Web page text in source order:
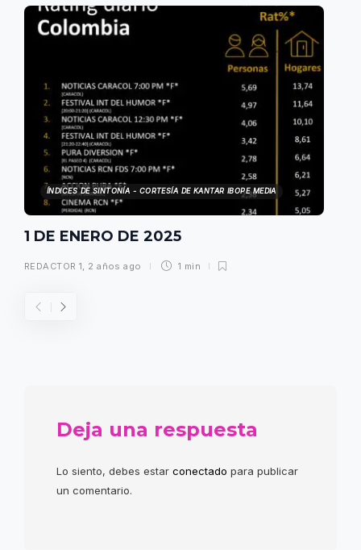
ÍNDICES DE SINTONÍA - CORTESÍA DE KANTAR IBOPE MEDIA
1 DE ENERO DE 2025
REDACTOR 1, 2 años ago 1 min
Deja una respuesta
Lo siento, debes estar conectado para publicar
un comentario.